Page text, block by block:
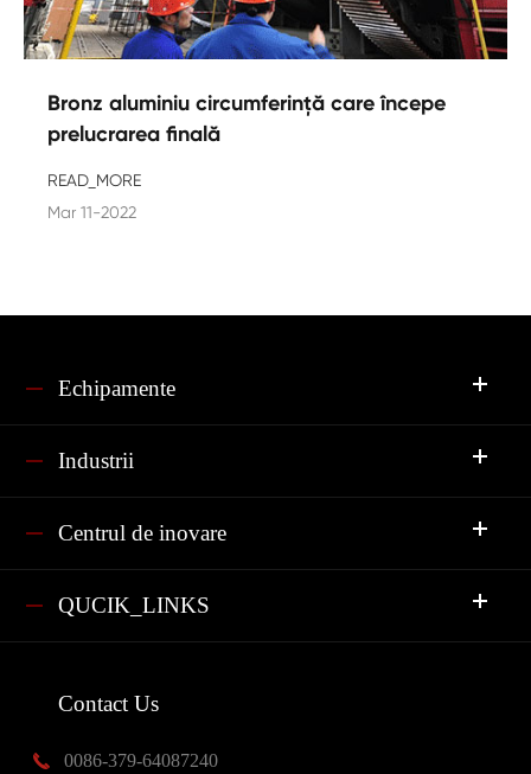
Bronz aluminiu circumferință care începe
prelucrarea finală
READ_MORE
Mar 11-2022
Echipamente
Industrii
Centrul de inovare
QUCIK_LINKS
Contact Us
 0086-379-64087240